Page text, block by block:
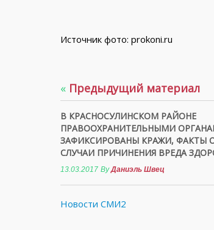
Источник фото: prokoni.ru
« Предыдущий материал
В КРАСНОСУЛИНСКОМ РАЙОНЕ
ПРАВООХРАНИТЕЛЬНЫМИ
ЗАФИКСИРОВАНЫ КРАЖИ, ФАКТЫ
СЛУЧАИ ПРИЧИНЕНИЯ ВРЕДА
13.03.2017 ByДаниэль Швец
Новости СМИ2